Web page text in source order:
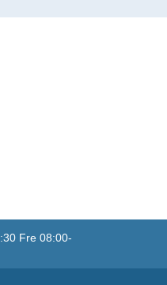
Fre 08:00-